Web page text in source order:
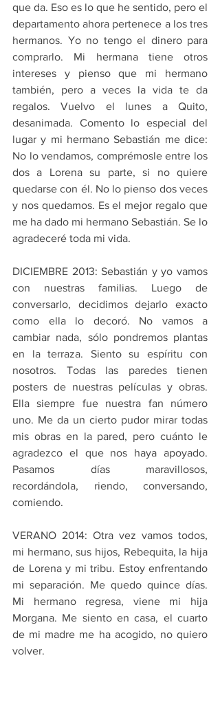
que da. Eso es lo que he sentido, pero el
departamento ahora pertenece a los tres
hermanos. Yo no tengo el dinero para
comprarlo. Mi hermana tiene otros
intereses y pienso que mi hermano
también, pero a veces la vida te da
regalos. Vuelvo el lunes a Quito,
desanimada. Comento lo especial del
lugar y mi hermano Sebastián me dice:
No lo vendamos, comprémosle entre los
dos a Lorena su parte, si no quiere
quedarse con él. No lo pienso dos veces
y nos quedamos. Es el mejor regalo que
me ha dado mi hermano Sebastián. Se lo
agradeceré toda mi vida.
DICIEMBRE 2013: Sebastián y yo vamos
con nuestras familias. Luego de
conversarlo, decidimos dejarlo exacto
como ella lo decoró. No vamos a
cambiar nada, sólo pondremos plantas
en la terraza. Siento su espíritu con
nosotros. Todas las paredes tienen
posters de nuestras películas y obras.
Ella siempre fue nuestra fan número
uno. Me da un cierto pudor mirar todas
mis obras en la pared, pero cuánto le
agradezco el que nos haya apoyado.
Pasamos días maravillosos,
recordándola, riendo, conversando,
comiendo.
VERANO 2014: Otra vez vamos todos,
mi hermano, sus hijos, Rebequita, la hija
de Lorena y mi tribu. Estoy enfrentando
mi separación. Me quedo quince días.
Mi hermano regresa, viene mi hija
Morgana. Me siento en casa, el cuarto
de mi madre me ha acogido, no quiero
volver.